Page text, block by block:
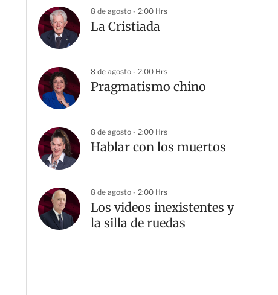
8 de agosto - 2:00 Hrs
La Cristiada
8 de agosto - 2:00 Hrs
Pragmatismo chino
8 de agosto - 2:00 Hrs
Hablar con los muertos
8 de agosto - 2:00 Hrs
Los videos inexistentes y
la silla de ruedas